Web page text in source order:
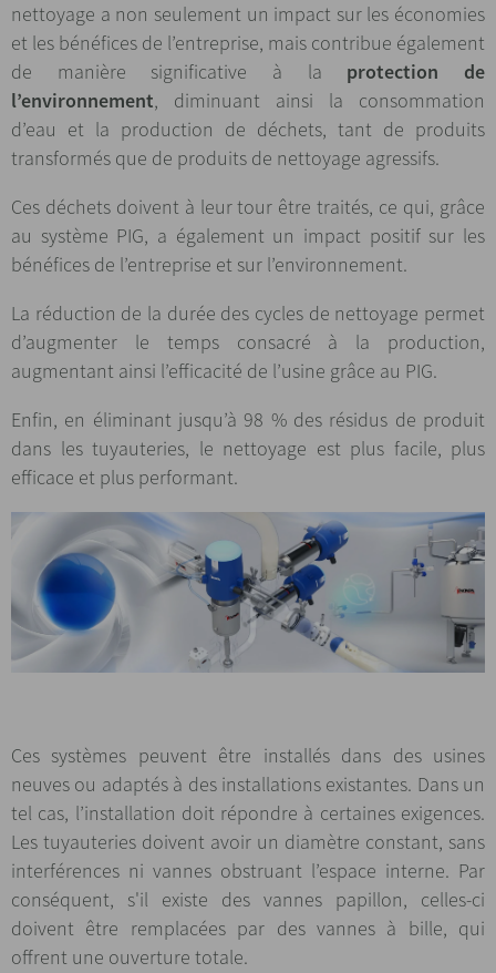
nettoyage a non seulement un impact sur les économies
et les bénéfices de l’entreprise, mais contribue également
de manière significative à la protection de
l’environnement, diminuant ainsi la consommation
d’eau et la production de déchets, tant de produits
transformés que de produits de nettoyage agressifs.
Ces déchets doivent à leur tour être traités, ce qui, grâce
au système PIG, a également un impact positif sur les
bénéfices de l’entreprise et sur l’environnement.
La réduction de la durée des cycles de nettoyage permet
d’augmenter le temps consacré à la production,
augmentant ainsi l’efficacité de l’usine grâce au PIG.
Enfin, en éliminant jusqu’à 98 % des résidus de produit
dans les tuyauteries, le nettoyage est plus facile, plus
efficace et plus performant.
Ces systèmes peuvent être installés dans des usines
neuves ou adaptés à des installations existantes. Dans un
tel cas, l’installation doit répondre à certaines exigences.
Les tuyauteries doivent avoir un diamètre constant, sans
interférences ni vannes obstruant l’espace interne. Par
conséquent, s'il existe des vannes papillon, celles-ci
doivent être remplacées par des vannes à bille, qui
offrent une ouverture totale.